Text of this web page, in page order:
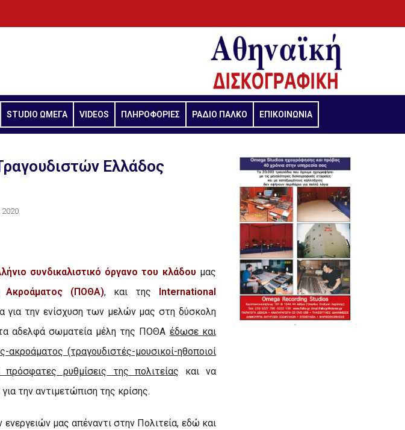
STUDIO ΩΜΕΓΑ VIDEOS ΠΛΗΡΟΦΟΡΙΕΣ ΡΑΔΙΟ ΠΑΛΚΟ ΕΠΙΚΟΙΝΩΝΙΑ
Ελλάδος
2020
συνδικαλιστικό όργανο του κλάδου μας
Ακροάματος (ΠΟΘΑ), και της
International
για την ενίσχυση των μελών μας στη δύσκολη
αδελφά σωματεία μέλη της ΠΟΘΑ έδωσε και
(τραγουδιστές-μουσικοί-ηθοποιοί
ρυθμίσεις της πολιτείας και να
την αντιμετώπιση της κρίσης.
μας απέναντι στην Πολιτεία, εδώ και